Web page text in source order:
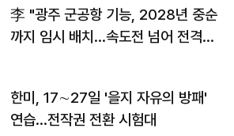
李 "광주 군공항 기능, 2028년 중순
까지 임시 배치…속도전 넘어 전격
한미, 17∼27일 '을지 자유의 방패'
연습…전작권 전환 시험대